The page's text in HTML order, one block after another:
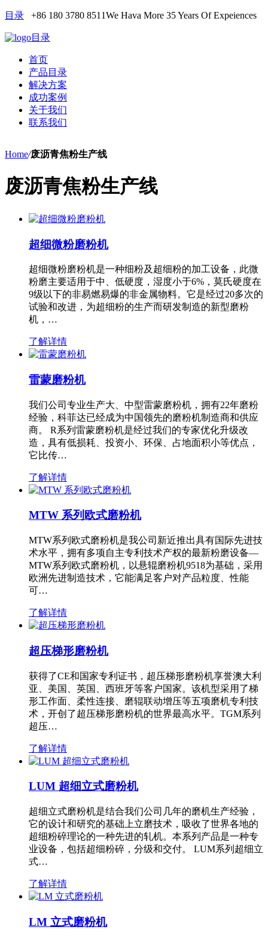
目录 +86 180 3780 8511We Hava More 35 Years Of Expeiences
目录
首页
产品目录
解决方案
成功案例
关于我们
联系我们
Home/废沥青焦粉生产线
废沥青焦粉生产线
超细微粉磨粉机
超细微粉磨粉机是一种细粉及超细粉的加工设备，此微
粉磨主要适用于中、低硬度，湿度小于6%，莫氏硬度在
9级以下的非易燃易爆的非金属物料。它是经过20多次的
试验和改进，为超细粉的生产而研发制造的新型磨粉
机，…
了解详情
雷蒙磨粉机
我们公司专业生产大、中型雷蒙磨粉机，拥有22年磨粉
经验，科菲达已经成为中国领先的磨粉机制造商和供应
商。 R系列雷蒙磨粉机是经过我们的专家优化升级改
造，具有低损耗、投资小、环保、占地面积小等优点，
它比传…
了解详情
MTW 系列欧式磨粉机
MTW系列欧式磨粉机是我公司新近推出具有国际先进技
术水平，拥有多项自主专利技术产权的最新粉磨设备—
MTW系列欧式磨粉机，以悬辊磨粉机9518为基础，采用
欧洲先进制造技术，它能满足客户对产品粒度、性能
可…
了解详情
超压梯形磨粉机
获得了CE和国家专利证书，超压梯形磨粉机享誉澳大利
亚、美国、英国、西班牙等客户国家。该机型采用了梯
形工作面、柔性连接、磨辊联动增压等五项磨机专利技
术，开创了超压梯形磨粉机的世界最高水平。TGM系列
超压…
了解详情
LUM 超细立式磨粉机
超细立式磨粉机是结合我们公司几年的磨机生产经验，
它的设计和研究的基础上立磨技术，吸收了世界各地的
超细粉碎理论的一种先进的轧机。本系列产品是一种专
业设备，包括超细粉碎，分级和交付。 LUM系列超细立
式…
了解详情
LM 立式磨粉机